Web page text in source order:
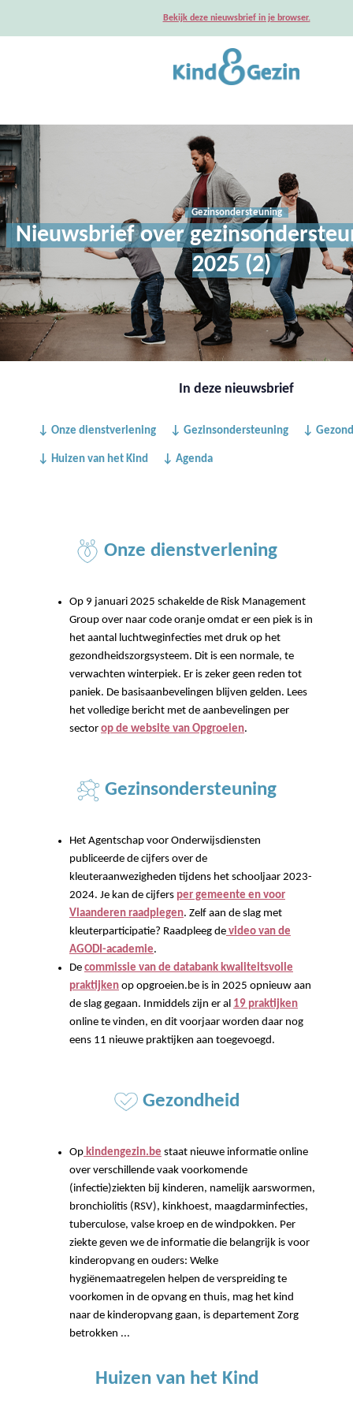
Bekijk deze nieuwsbrief in je browser.
Gezinsondersteuning
Nieuwsbrief over
2025 (2)
In deze nieuwsbrief
↓ Onze dienstverlening ↓ Gezinsondersteuning ↓
↓ Huizen van het Kind ↓ Agenda
Onze dienstverlening
Op 9 januari 2025 schakelde de Risk Management
Group over naar code oranje omdat er een piek is in
het aantal luchtweginfecties met druk op het
gezondheidszorgsysteem. Dit is een normale, te
verwachten winterpiek. Er is zeker geen reden tot
paniek. De basisaanbevelingen blijven gelden. Lees
het volledige bericht met de aanbevelingen per
sector op de website van Opgroeien.
Gezinsondersteuning
Het Agentschap voor Onderwijsdiensten
publiceerde de cijfers over de
kleuteraanwezigheden tijdens het schooljaar 2023-
2024. Je kan de cijfers per gemeente en voor
Vlaanderen raadplegen. Zelf aan de slag met
kleuterparticipatie? Raadpleeg de video van de
AGODI-academie.
De commissie van de databank kwaliteitsvolle
praktijken op opgroeien.be is in 2025 opnieuw aan
de slag gegaan. Inmiddels zijn er al 19 praktijken
online te vinden, en dit voorjaar worden daar nog
eens 11 nieuwe praktijken aan toegevoegd.
Gezondheid
Op kindengezin.be staat nieuwe informatie online
over verschillende vaak voorkomende
(infectie)ziekten bij kinderen, namelijk aarswormen,
bronchiolitis (RSV), kinkhoest, maagdarminfecties,
tuberculose, valse kroep en de windpokken. Per
ziekte geven we de informatie die belangrijk is voor
kinderopvang en ouders: Welke
hygiënemaatregelen helpen de verspreiding te
voorkomen in de opvang en thuis, mag het kind
naar de kinderopvang gaan, is departement Zorg
betrokken ...
Huizen van het Kind